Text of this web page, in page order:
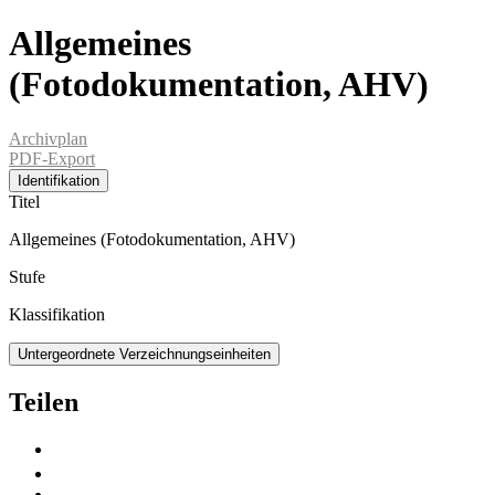
Allgemeines
(Fotodokumentation, AHV)
Archivplan
PDF-Export
Identifikation
Titel
Allgemeines (Fotodokumentation, AHV)
Stufe
Klassifikation
Untergeordnete Verzeichnungseinheiten
Teilen